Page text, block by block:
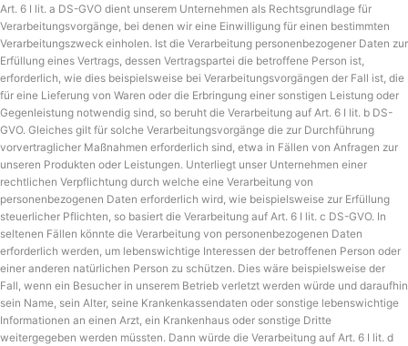
Art. 6 I lit. a DS-GVO dient unserem Unternehmen als Rechtsgrundlage für
Verarbeitungsvorgänge, bei denen wir eine Einwilligung für einen bestimmten
Verarbeitungszweck einholen. Ist die Verarbeitung personenbezogener Daten zur
Erfüllung eines Vertrags, dessen Vertragspartei die betroffene Person ist,
erforderlich, wie dies beispielsweise bei Verarbeitungsvorgängen der Fall ist, die
für eine Lieferung von Waren oder die Erbringung einer sonstigen Leistung oder
Gegenleistung notwendig sind, so beruht die Verarbeitung auf Art. 6 I lit. b DS-
GVO. Gleiches gilt für solche Verarbeitungsvorgänge die zur Durchführung
vorvertraglicher Maßnahmen erforderlich sind, etwa in Fällen von Anfragen zur
unseren Produkten oder Leistungen. Unterliegt unser Unternehmen einer
rechtlichen Verpflichtung durch welche eine Verarbeitung von
personenbezogenen Daten erforderlich wird, wie beispielsweise zur Erfüllung
steuerlicher Pflichten, so basiert die Verarbeitung auf Art. 6 I lit. c DS-GVO. In
seltenen Fällen könnte die Verarbeitung von personenbezogenen Daten
erforderlich werden, um lebenswichtige Interessen der betroffenen Person oder
einer anderen natürlichen Person zu schützen. Dies wäre beispielsweise der
Fall, wenn ein Besucher in unserem Betrieb verletzt werden würde und daraufhin
sein Name, sein Alter, seine Krankenkassendaten oder sonstige lebenswichtige
Informationen an einen Arzt, ein Krankenhaus oder sonstige Dritte
weitergegeben werden müssten. Dann würde die Verarbeitung auf Art. 6 I lit. d